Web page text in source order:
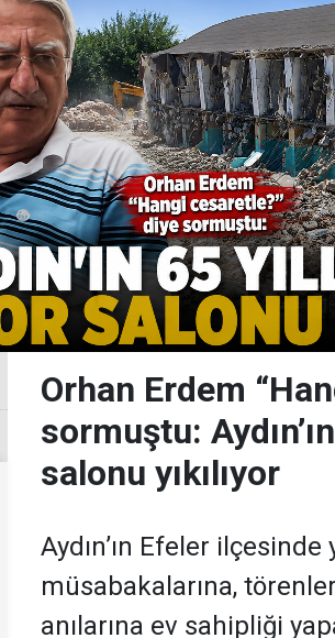
Orhan Erdem
sormuştu:
salonu yıkılıyor
Aydın’ın Efeler ilçesinde
müsabakalarına,
anılarına ev sahipliği